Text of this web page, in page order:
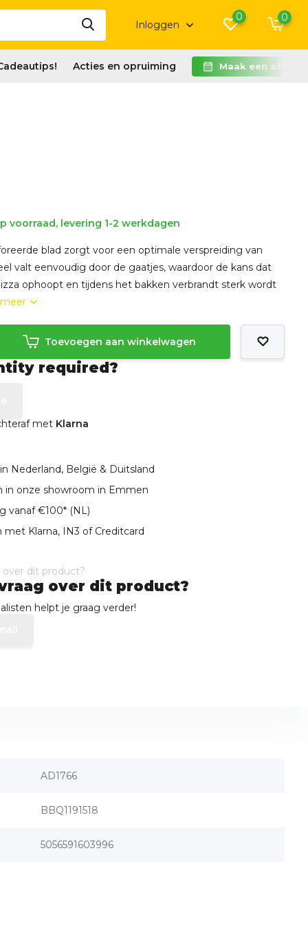
Inloggen
0 0
Acties en opruiming Maak een
voorraad, levering 1-2 werkdagen
blad zorgt voor een optimale verspreiding van
valt eenvoudig door de gaatjes, waardoor de kans dat
ophoopt en tijdens het bakken verbrandt sterk wordt
Toevoegen aan winkelwagen
required?
met Klarna
Nederland, België & Duitsland
in onze showroom in Emmen
vanaf €100* (NL)
met Klarna, IN3 of Creditcard
over dit product?
helpt je graag verder!
AD1766
BBQ1191518
5056591603996